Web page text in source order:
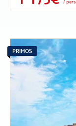
/ pers.
PRIMOS